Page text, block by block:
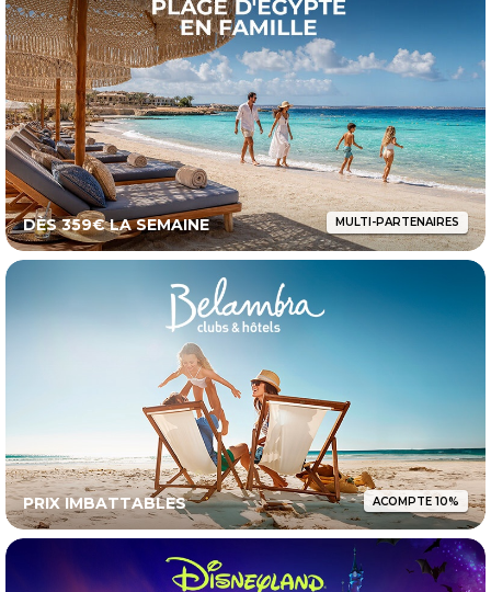
DÈS 359€ LA SEMAINE MULTI-PARTENAIRES
PRIX IMBATTABLES ACOMPTE 10%